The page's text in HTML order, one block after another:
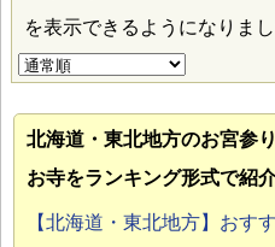
を表示できるようになりま
北海道・東北地方のお宮参り
お寺をランキング形式で紹介
【北海道・東北地方】おす